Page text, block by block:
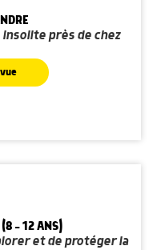
près de chez
- 12 ANS)
et de protéger la